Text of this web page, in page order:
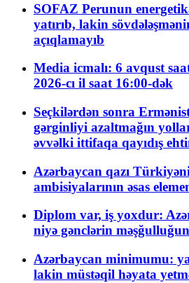
SOFAZ Perunun
yatırıb, lakin
açıqlamayıb
Media icmalı: 6 avqust
2026-cı il saat 16:00-dək
Seçkilərdən sonra
gərginliyi azaltmağın
əvvəlki ittifaqa qayıdış
Azərbaycan qazı
ambisiyalarının əsas
Diplom var, iş yoxdur:
niyə gənclərin
Azərbaycan minimumu:
lakin müstəqil həyata